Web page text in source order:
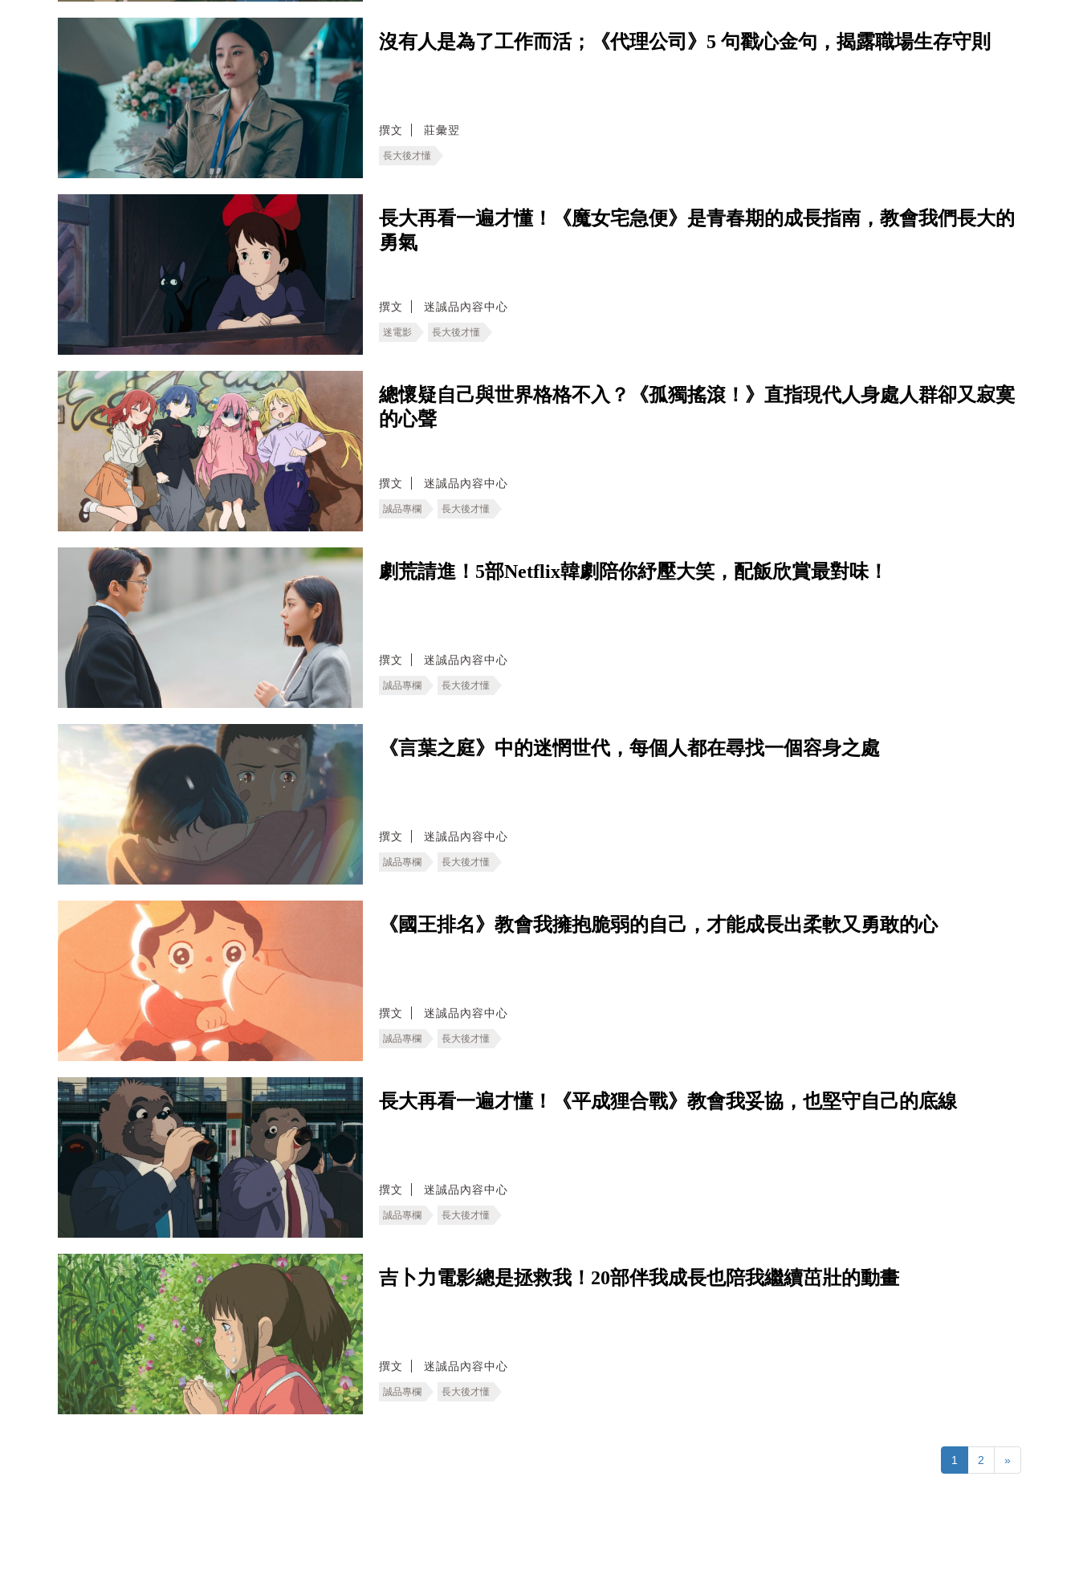
沒有人是為了工作而活；《代理公司》5 句戳心金句，揭露職場生存守則
撰文 莊彙翌
長大後才懂
長大再看一遍才懂！《魔女宅急便》是青春期的成長指南，教會我們長大的
勇氣
撰文 迷誠品內容中心
迷電影 長大後才懂
總懷疑自己與世界格格不入？《孤獨搖滾！》直指現代人身處人群卻又寂寞
的心聲
撰文 迷誠品內容中心
誠品專欄 長大後才懂
劇荒請進！5部Netflix韓劇陪你紓壓大笑，配飯欣賞最對味！
撰文 迷誠品內容中心
誠品專欄 長大後才懂
《言葉之庭》中的迷惘世代，每個人都在尋找一個容身之處
撰文 迷誠品內容中心
誠品專欄 長大後才懂
《國王排名》教會我擁抱脆弱的自己，才能成長出柔軟又勇敢的心
撰文 迷誠品內容中心
誠品專欄 長大後才懂
長大再看一遍才懂！《平成狸合戰》教會我妥協，也堅守自己的底線
撰文 迷誠品內容中心
誠品專欄 長大後才懂
吉卜力電影總是拯救我！20部伴我成長也陪我繼續茁壯的動畫
撰文 迷誠品內容中心
誠品專欄 長大後才懂
1 2 »